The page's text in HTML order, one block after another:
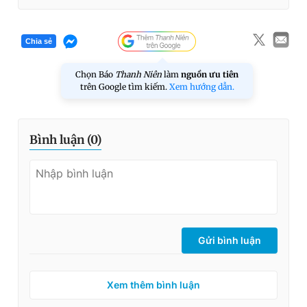
Chia sẻ
Chọn Báo Thanh Niên làm nguồn ưu tiên
trên Google tìm kiếm. Xem hướng dẫn.
Bình luận (0)
Gửi bình luận
Xem thêm bình luận